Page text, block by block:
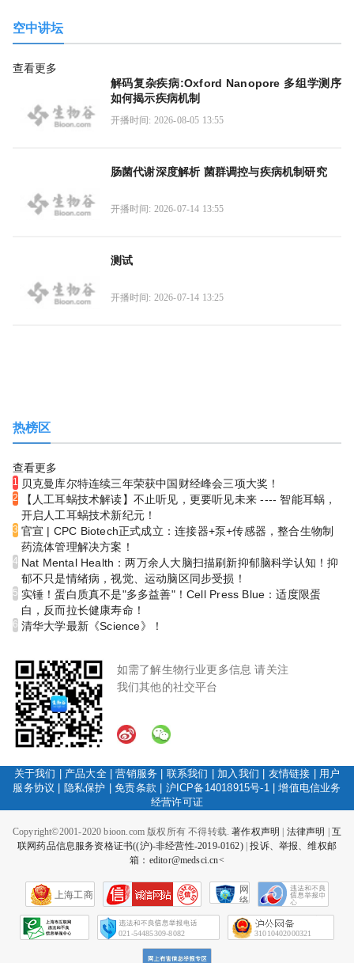
空中讲坛
查看更多
解码复杂疾病:Oxford Nanopore 多组学测序
如何揭示疾病机制
开播时间: 2026-08-05 13:55
肠菌代谢深度解析 菌群调控与疾病机制研究
开播时间: 2026-07-14 13:55
测试
开播时间: 2026-07-14 13:25
热榜区
查看更多
1 贝克曼库尔特连续三年荣获中国财经峰会三项大奖！
2
【人工耳蜗技术解读】不止听见，更要听见未来 ---- 智能耳蜗，
开启人工耳蜗技术新纪元！
3 官宣 | CPC Biotech正式成立：连接器+泵+传感器，整合生物制
药流体管理解决方案！
4 Nat Mental Health：两万余人大脑扫描刷新抑郁脑科学认知！抑
郁不只是情绪病，视觉、运动脑区同步受损！
5 实锤！蛋白质真不是"多多益善"！Cell Press Blue：适度限蛋
白，反而拉长健康寿命！
6 清华大学最新《Science》！
如需了解生物行业更多信息 请关注
我们其他的社交平台
关于我们 产品大全|营销服务 联系我们 加入我们 友情链接
用户
服务协议
隐私保护 |免责条款 沪ICP备14018915号-1|增值电信业务
经营许可证
Copyright©2001-2020 bioon.com 版权所有 不得转载.著作权声明 法律声明
互
联网药品信息服务资格证书((沪)-非经营性-2019-0162)|投诉、举报、维权邮
箱：editor@medsci.cn<
上海工商
网
络
会
征
021-54485309-8082 31010402000321